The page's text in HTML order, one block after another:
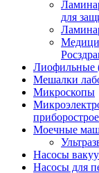
для
Лиофильные
Мешалки
Микроскопы
Моечные
Насосы
Насосы для